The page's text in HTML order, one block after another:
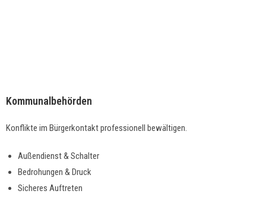
Kommunalbehörden
Kon­flik­te im Bürg­erkon­takt pro­fes­sionell bewältigen.
Außen­di­enst & Schalter
Bedro­hun­gen & Druck
Sicheres Auftreten